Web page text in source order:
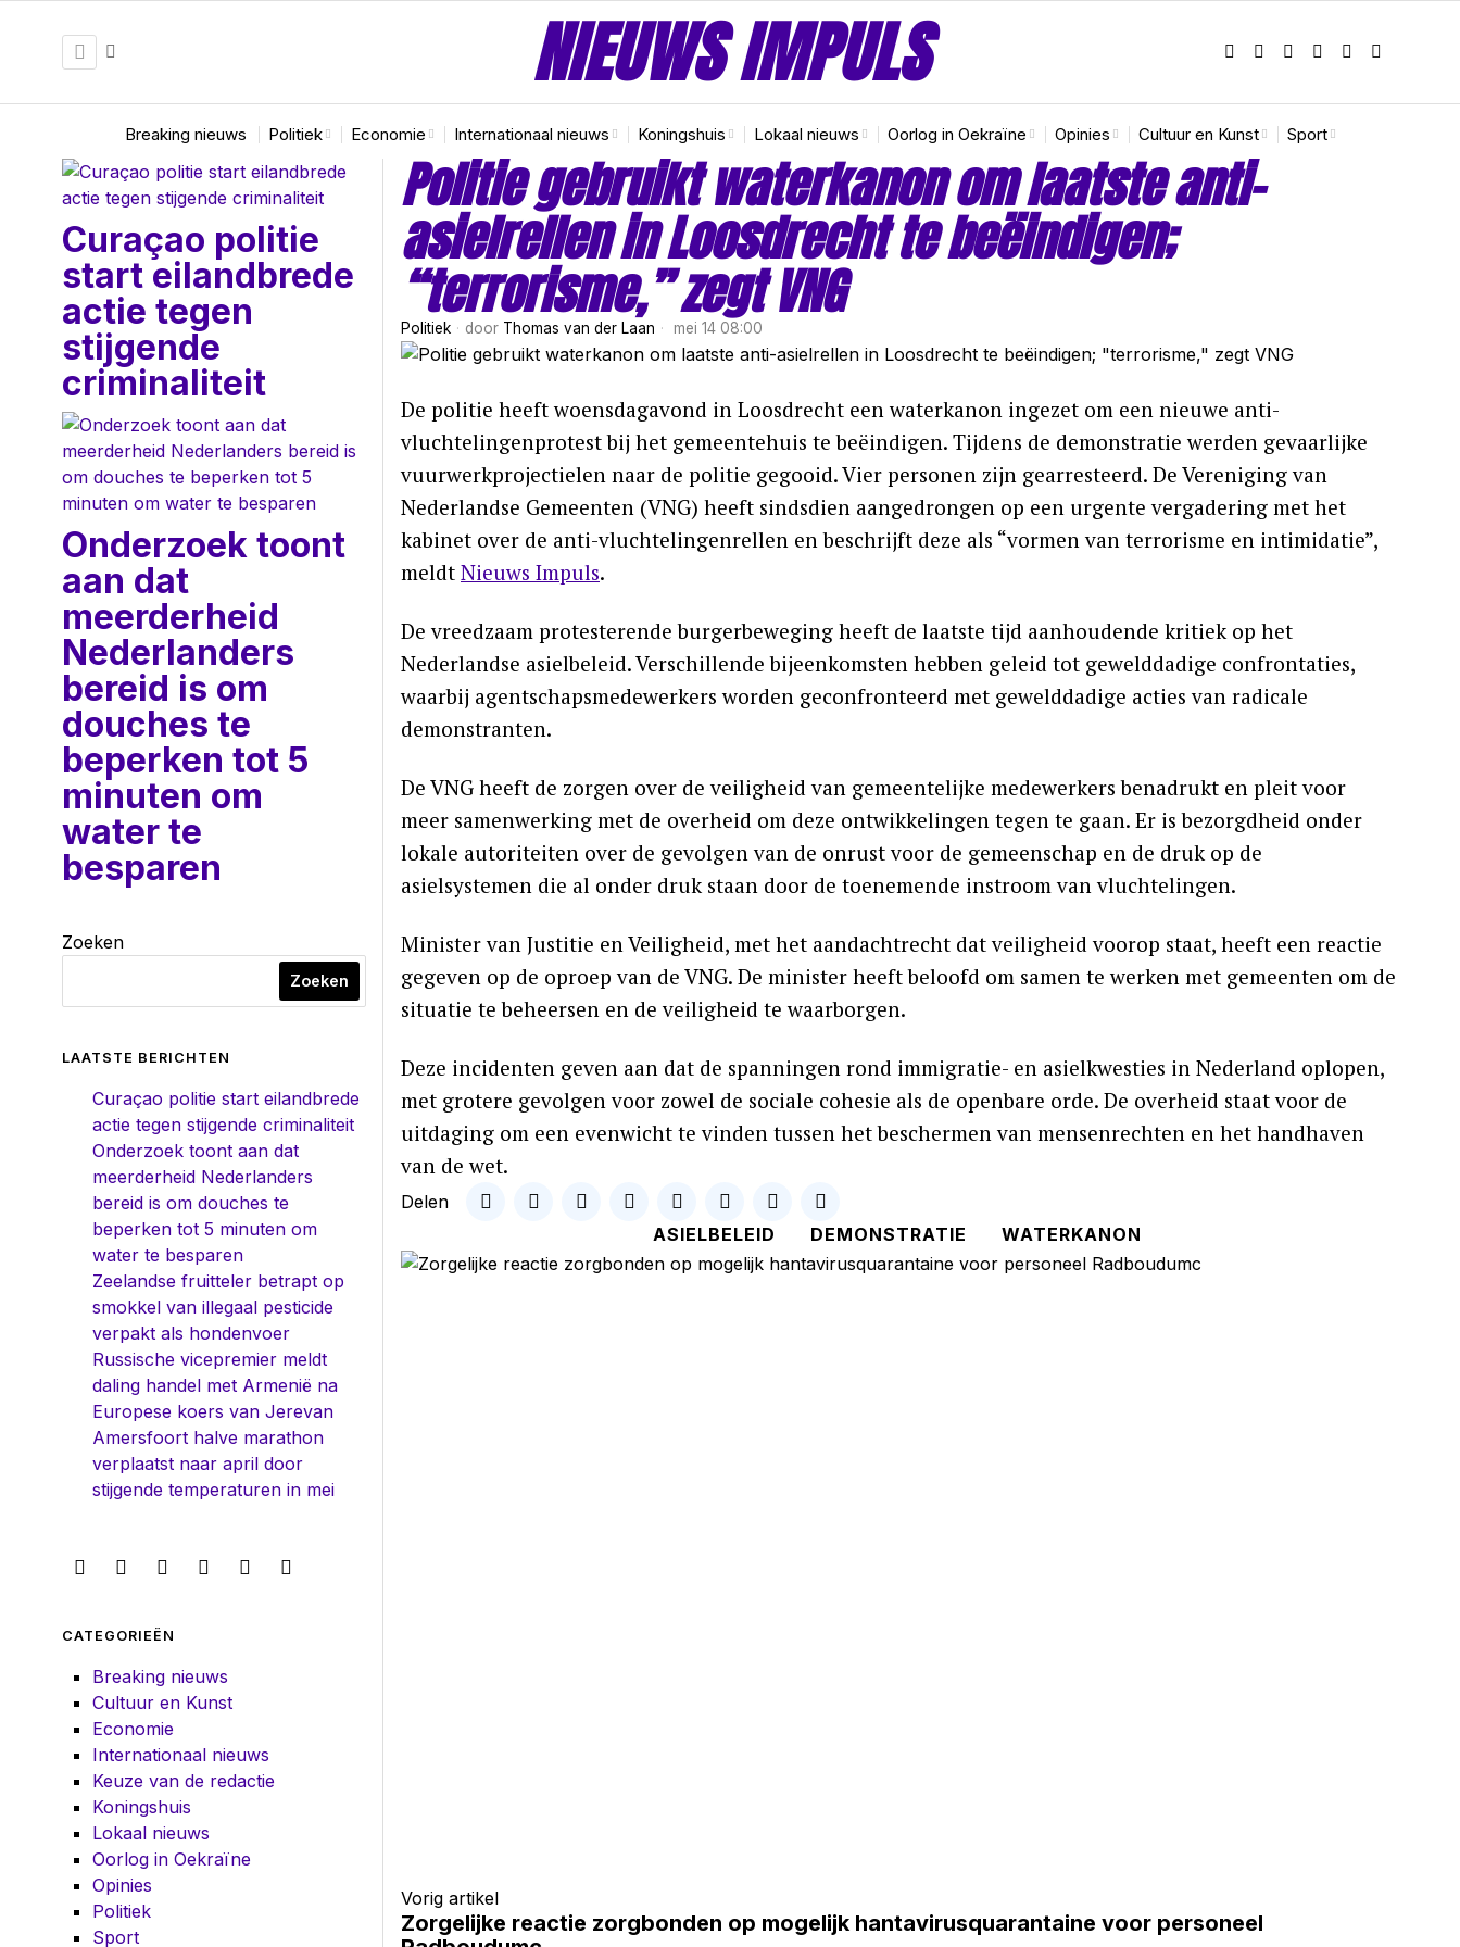
NIEUWS IMPULS
Breaking nieuws Politiek Economie Internationaal nieuws Koningshuis Lokaal nieuws Oorlog in Oekraïne Opinies Cultuur en Kunst Sport
Politie gebruikt waterkanon om laatste anti-
asielrellen in Loosdrecht te beëindigen;
“terrorisme,” zegt VNG
Politiek door Thomas van der Laan mei 14 08:00
De politie heeft woensdagavond in Loosdrecht een waterkanon ingezet om een nieuwe anti-
vluchtelingenprotest bij het gemeentehuis te beëindigen. Tijdens de demonstratie werden gevaarlijke
vuurwerkprojectielen naar de politie gegooid. Vier personen zijn gearresteerd. De Vereniging van
Nederlandse Gemeenten (VNG) heeft sindsdien aangedrongen op een urgente vergadering met het
kabinet over de anti-vluchtelingenrellen en beschrijft deze als “vormen van terrorisme en intimidatie”,
meldt Nieuws Impuls.
De vreedzaam protesterende burgerbeweging heeft de laatste tijd aanhoudende kritiek op het
Nederlandse asielbeleid. Verschillende bijeenkomsten hebben geleid tot gewelddadige confrontaties,
waarbij agentschapsmedewerkers worden geconfronteerd met gewelddadige acties van radicale
demonstranten.
De VNG heeft de zorgen over de veiligheid van gemeentelijke medewerkers benadrukt en pleit voor
meer samenwerking met de overheid om deze ontwikkelingen tegen te gaan. Er is bezorgdheid onder
lokale autoriteiten over de gevolgen van de onrust voor de gemeenschap en de druk op de
asielsystemen die al onder druk staan door de toenemende instroom van vluchtelingen.
Minister van Justitie en Veiligheid, met het aandachtrecht dat veiligheid voorop staat, heeft een reactie
gegeven op de oproep van de VNG. De minister heeft beloofd om samen te werken met gemeenten om de
situatie te beheersen en de veiligheid te waarborgen.
Deze incidenten geven aan dat de spanningen rond immigratie- en asielkwesties in Nederland oplopen,
met grotere gevolgen voor zowel de sociale cohesie als de openbare orde. De overheid staat voor de
uitdaging om een evenwicht te vinden tussen het beschermen van mensenrechten en het handhaven
van de wet.
Delen
ASIELBELEID
DEMONSTRATIE WATERKANON
Vorig artikel
Zorgelijke reactie zorgbonden op mogelijk hantavirusquarantaine voor personeel
Curaçao politie
start eilandbrede
actie tegen
stijgende
criminaliteit
Onderzoek toont
aan dat
meerderheid
Nederlanders
bereid is om
douches te
beperken tot 5
minuten om
water te
besparen
Zoeken
Zoeken
LAATSTE BERICHTEN
Curaçao politie start eilandbrede
actie tegen stijgende criminaliteit
Onderzoek toont aan dat
meerderheid Nederlanders
bereid is om douches te
beperken tot 5 minuten om
water te besparen
Zeelandse fruitteler betrapt op
smokkel van illegaal pesticide
verpakt als hondenvoer
Russische vicepremier meldt
daling handel met Armenië na
Europese koers van Jerevan
Amersfoort halve marathon
verplaatst naar april door
stijgende temperaturen in mei
CATEGORIEËN
Breaking nieuws
Cultuur en Kunst
Economie
Internationaal nieuws
Keuze van de redactie
Koningshuis
Lokaal nieuws
Oorlog in Oekraïne
Opinies
Politiek
Sport